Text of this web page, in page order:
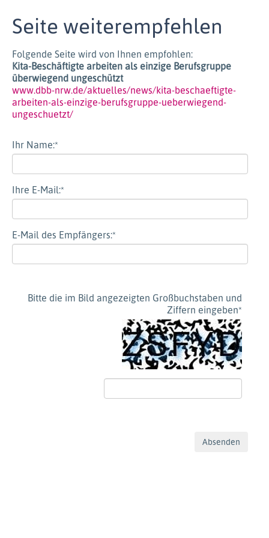
Seite weiterempfehlen
Folgende Seite wird von Ihnen empfohlen:
Kita-Beschäftigte arbeiten als einzige Berufsgruppe
überwiegend ungeschützt
www.dbb-nrw.de/aktuelles/news/kita-beschaeftigte-
arbeiten-als-einzige-berufsgruppe-ueberwiegend-
ungeschuetzt/
Ihr Name:*
Ihre E-Mail:*
E-Mail des Empfängers:*
Bitte die im Bild angezeigten Großbuchstaben und
Ziffern eingeben*
Absenden